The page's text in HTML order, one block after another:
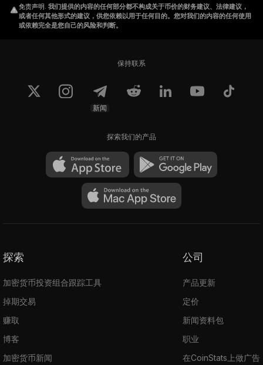
免责声明. 我们提供的内容的任何部分都不构成关于币价的财务建议、法律建议，
或者任何其他形式的建议，供您依赖以用于任何目的。您对我们的内容的任何使用
或依赖完全是您自己的风险和判断。
保持联系
新闻
探索我们的产品
探索
加密货币投资组合跟踪工具
掉期交易
赚取
博客
加密货币新闻
公司
产品更新
定价
新闻资料包
职业
在CoinStats上做广告